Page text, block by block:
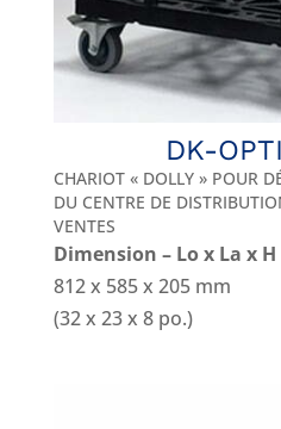
DK-
CHARIOT « DOLLY » POUR
DU CENTRE DE
VENTES
Dimension – Lo x La x H
812 x 585 x 205 mm
(32 x 23 x 8 po.)